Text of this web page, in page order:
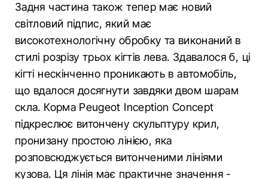
Задня частина також тепер має новий
світловий підпис, який має
високотехнологічну обробку та виконаний в
стилі розрізу трьох кігтів лева. Здавалося б, ці
кігті нескінченно проникають в автомобіль,
що вдалося досягнути завдяки двом шарам
скла. Корма Peugeot Inception Concept
підкреслює витончену скульптуру крил,
пронизану простою лінією, яка
розповсюджується витонченими лініями
кузова. Ця лінія має практичне значення -